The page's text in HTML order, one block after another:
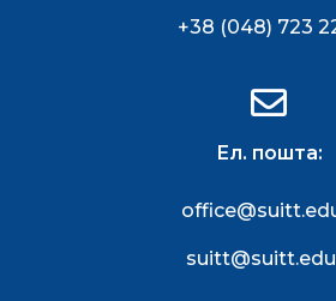
+38 (048) 723
Ел. пошта: